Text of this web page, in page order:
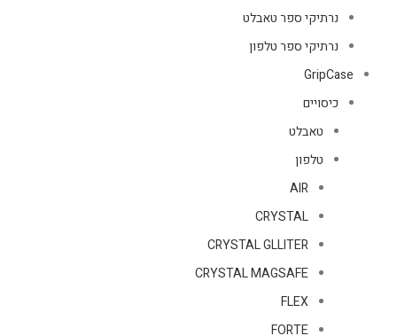
נרתיקי ספר טאבלט
נרתיקי ספר טלפון
GripCase
כיסויים
טאבלט
טלפון
AIR
CRYSTAL
CRYSTAL GLLITER
CRYSTAL MAGSAFE
FLEX
FORTE